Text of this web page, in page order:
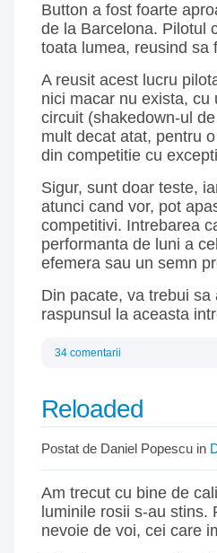
Button a fost foarte
de la Barcelona. Pilotul
toata lumea, reusind sa
A reusit acest lucru
nici macar nu exista,
circuit (shakedown-ul
mult decat atat, pentru
din competitie cu
Sigur, sunt doar teste,
atunci cand vor, pot
competitivi. Intrebarea
performanta de luni a
efemera sau un semn
Din pacate, va trebui
raspunsul la aceasta
34 comentarii
Reloaded
Postat de Daniel Popescu in
Am trecut cu bine de
luminile rosii s-au
nevoie de voi, cei care